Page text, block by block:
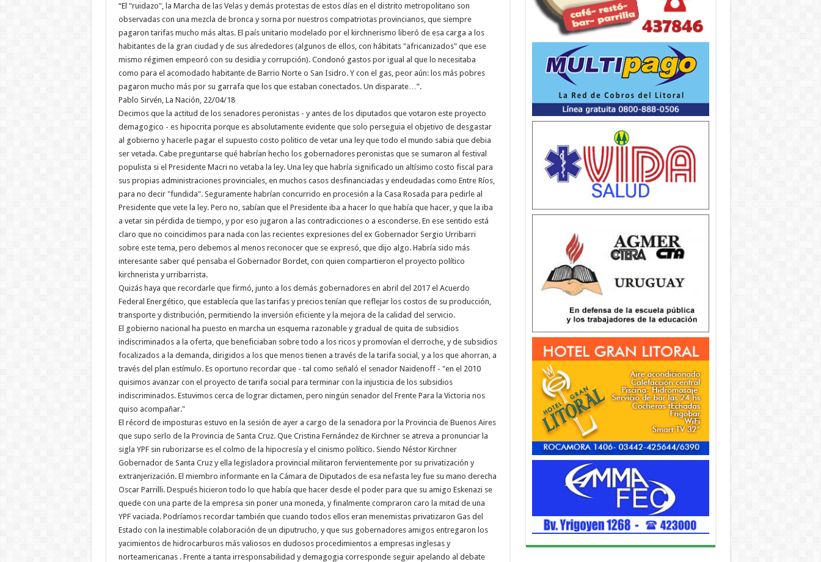
“El "ruidazo", la Marcha de las Velas y demás protestas de estos días en el distrito metropolitano son
observadas con una mezcla de bronca y sorna por nuestros compatriotas provincianos, que siempre
pagaron tarifas mucho más altas. El país unitario modelado por el kirchnerismo liberó de esa carga a los
habitantes de la gran ciudad y de sus alrededores (algunos de ellos, con hábitats "africanizados" que ese
mismo régimen empeoró con su desidia y corrupción). Condonó gastos por igual al que lo necesitaba
como para el acomodado habitante de Barrio Norte o San Isidro. Y con el gas, peor aún: los más pobres
pagaron mucho más por su garrafa que los que estaban conectados. Un disparate…”.
Pablo Sirvén, La Nación, 22/04/18
Decimos que la actitud de los senadores peronistas - y antes de los diputados que votaron este proyecto
demagogico - es hipocrita porque es absolutamente evidente que solo perseguia el objetivo de desgastar
al gobierno y hacerle pagar el supuesto costo politico de vetar una ley que todo el mundo sabia que debia
ser vetada. Cabe preguntarse qué habrían hecho los gobernadores peronistas que se sumaron al festival
populista si el Presidente Macri no vetaba la ley. Una ley que habría significado un altísimo costo fiscal para
sus propias administraciones provinciales, en muchos casos desfinanciadas y endeudadas como Entre Ríos,
para no decir "fundida". Seguramente habrían concurrido en procesión a la Casa Rosada para pedirle al
Presidente que vete la ley. Pero no, sabían que el Presidente iba a hacer lo que había que hacer, y que la iba
a vetar sin pérdida de tiempo, y por eso jugaron a las contradicciones o a esconderse. En ese sentido está
claro que no coincidimos para nada con las recientes expresiones del ex Gobernador Sergio Urribarri
sobre este tema, pero debemos al menos reconocer que se expresó, que dijo algo. Habría sido más
interesante saber qué pensaba el Gobernador Bordet, con quien compartieron el proyecto político
kirchnerista y urribarrista.
Quizás haya que recordarle que firmó, junto a los demás gobernadores en abril del 2017 el Acuerdo
Federal Energético, que establecía que las tarifas y precios tenían que reflejar los costos de su producción,
transporte y distribución, permitiendo la inversión eficiente y la mejora de la calidad del servicio.
El gobierno nacional ha puesto en marcha un esquema razonable y gradual de quita de subsidios
indiscriminados a la oferta, que beneficiaban sobre todo a los ricos y promovían el derroche, y de subsidios
focalizados a la demanda, dirigidos a los que menos tienen a través de la tarifa social, y a los que ahorran, a
través del plan estímulo. Es oportuno recordar que - tal como señaló el senador Naidenoff - "en el 2010
quisimos avanzar con el proyecto de tarifa social para terminar con la injusticia de los subsidios
indiscriminados. Estuvimos cerca de lograr dictamen, pero ningún senador del Frente Para la Victoria nos
quiso acompañar."
El récord de imposturas estuvo en la sesión de ayer a cargo de la senadora por la Provincia de Buenos Aires
que supo serlo de la Provincia de Santa Cruz. Que Cristina Fernández de Kirchner se atreva a pronunciar la
sigla YPF sin ruborizarse es el colmo de la hipocresía y el cinismo político. Siendo Néstor Kirchner
Gobernador de Santa Cruz y ella legisladora provincial militaron fervientemente por su privatización y
extranjerización. El miembro informante en la Cámara de Diputados de esa nefasta ley fue su mano derecha
Oscar Parrilli. Después hicieron todo lo que había que hacer desde el poder para que su amigo Eskenazi se
quede con una parte de la empresa sin poner una moneda, y finalmente compraron caro la mitad de una
YPF vaciada. Podríamos recordar también que cuando todos ellos eran menemistas privatizaron Gas del
Estado con la inestimable colaboración de un diputrucho, y que sus gobernadores amigos entregaron los
yacimientos de hidrocarburos más valiosos en dudosos procedimientos a empresas inglesas y
norteamericanas . Frente a tanta irresponsabilidad y demagogia corresponde seguir apelando al debate